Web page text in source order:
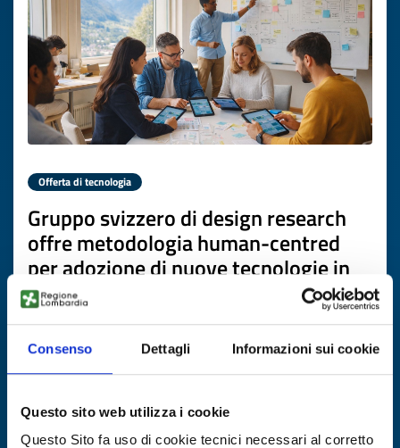
Consenso Dettagli Informazioni sui cookie
Questo sito web utilizza i cookie
Questo Sito fa uso di cookie tecnici necessari al corretto
Offerta di tecnologia
Gruppo svizzero di design research
offre metodologia human-centred
per adozione di nuove tecnologie in
salute, benessere e ambiente
ID EEN: TOCH20260226017
SCOPRI DI PIÙ →
Scade il19 marzo 2027